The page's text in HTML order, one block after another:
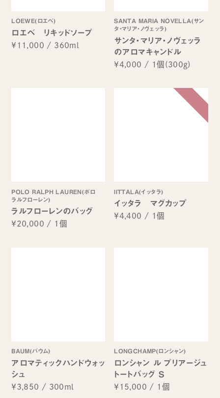
LOEWE(ロエベ)
ロエベ リキッドソープ
¥11,000 / 360ml
SANTA MARIA NOVELLA(サン
タ・マリア・ノヴェッラ)
サンタ・マリア・ノヴェッラ
のアロマキャンドル
¥4,000 / 1個(300g)
POLO RALPH LAUREN(ポロ
ラルフローレン)
ラルフローレンのバッグ
¥20,000 / 1個
IITTALA(イッタラ)
イッタラ マグカップ
¥4,400 / 1個
BAUM(バウム)
アロマティックハンドウォッ
シュ
¥3,850 / 300ml
LONGCHAMP(ロンシャン)
ロンシャン ル プリアージュ
トートバッグ S
¥15,000 / 1個